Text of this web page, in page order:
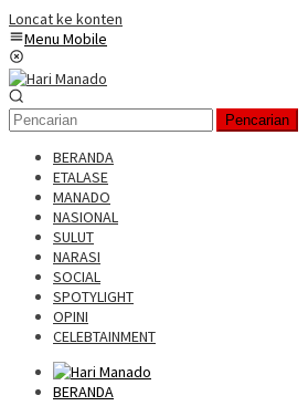
Loncat ke konten
Menu Mobile
Pencarian
BERANDA
ETALASE
MANADO
NASIONAL
SULUT
NARASI
SOCIAL
SPOTYLIGHT
OPINI
CELEBTAINMENT
BERANDA